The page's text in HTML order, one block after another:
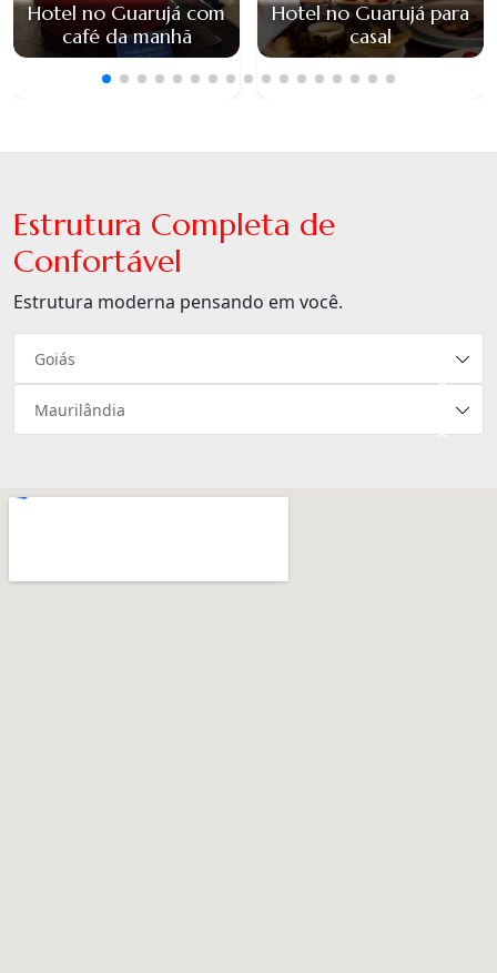
Hotel no Guarujá com
café da manhã
Hotel no Guarujá para
casal
Estrutura Completa de
Confortável
Estrutura moderna pensando em você.
×
Goiás
×
Maurilândia